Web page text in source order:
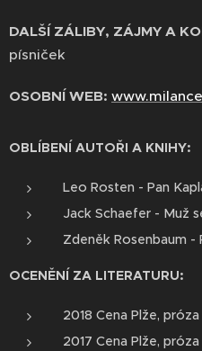
DALŠÍ ZÁLIBY, ZÁJMY A
písniček
OSOBNÍ WEB:
OBLÍBENÍ AUTOŘI A KNIHY:
Leo Rosten - Pan
Jack Schaefer - Muž
Zdeněk Rosenbaum
OCENĚNÍ ZA LITERATURU:
2018 Cena Plže, próza
2017 Cena Plže, próza